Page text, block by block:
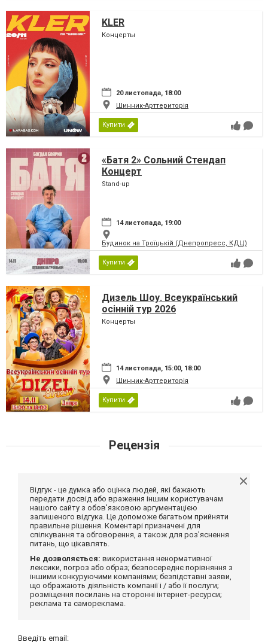
KLER
Концерты
20 листопада, 18:00
Шинник-Арттериторія
Купити
«Батя 2» Сольний Стендап
Концерт
Stand-up
14 листопада, 19:00
Будинок на Троїцькій (Днепропресс, КДЦ)
Купити
Дизель Шоу. Всеукраїнський
осінній тур 2026
Концерты
14 листопада, 15:00, 18:00
Шинник-Арттериторія
Купити
Рецензія
Відгук - це думка або оцінка людей, які бажають
передати досвід або враження іншим користувачам
нашого сайту з обов'язковою аргументацією
залишеного відгука. Це допоможе багатьом прийняти
правильне рішення. Коментарі призначені для
спілкування та обговорення, а також для роз'яснення
питань, що цікавлять.
Не дозволяється: використання ненормативної
лексики, погроз або образ; безпосереднє порівняння з
іншими конкуруючими компаніями; безпідставні заяви,
що ображають діяльність компанії і / або її послуги;
розміщення посилань на сторонні інтернет-ресурси;
реклама та самореклама.
Введіть email: